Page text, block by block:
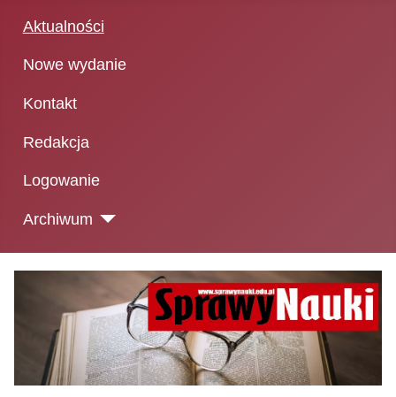
Aktualności
Nowe wydanie
Kontakt
Redakcja
Logowanie
Archiwum